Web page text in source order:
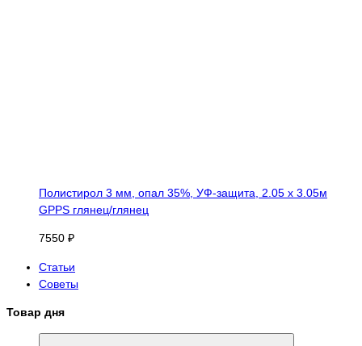
Полистирол 3 мм, опал 35%, УФ-защита, 2.05 х 3.05м
GPPS глянец/глянец
7550 ₽
Статьи
Советы
Товар дня